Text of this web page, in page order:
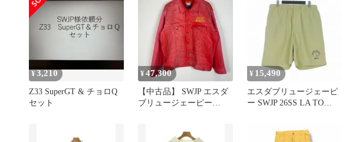
ルゾン アウター チャコ
ール ｜ 春 秋冬
¥3,210
Z33 SuperGT & チョロQ
セット
¥47,300
【中古品】 SWJP エスダ
ブリュージェーピー
ケ トラッカー ジャケッ
¥ 15,490
エスダブリュージェーピ
ー SWJP 26SS LA TO
ドローコード L ベージュ